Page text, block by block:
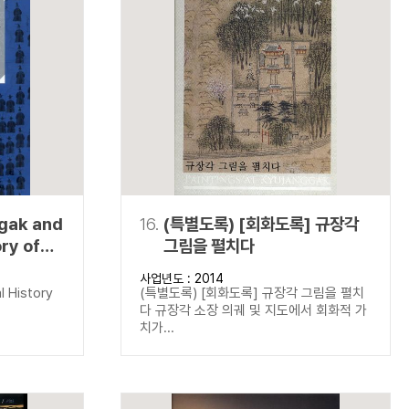
and
of
History
16. (특별도록) [회화도록] 규장각
그림을 펼치다
사업년도 : 2014
(특별도록) [회화도록] 규장각 그림을 펼치
다 규장각 소장 의궤 및 지도에서 회화적 가
치가...